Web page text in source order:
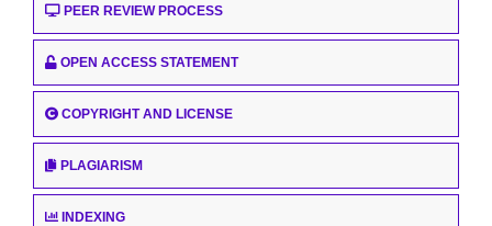
PEER REVIEW PROCESS
OPEN ACCESS STATEMENT
COPYRIGHT AND LICENSE
PLAGIARISM
INDEXING